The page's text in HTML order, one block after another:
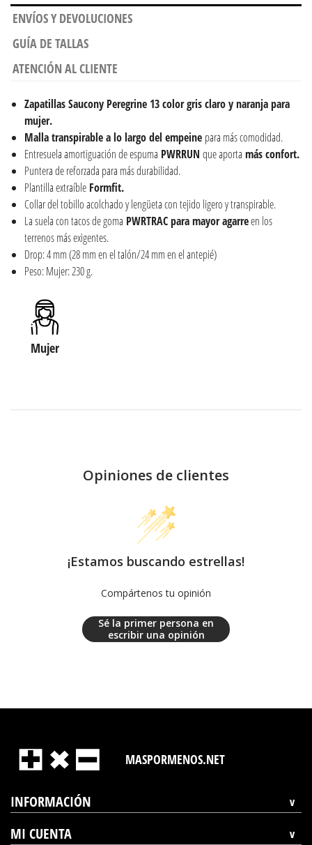
ENVÍOS Y DEVOLUCIONES
GUÍA DE TALLAS
ATENCIÓN AL CLIENTE
Zapatillas Saucony Peregrine 13 color gris claro y naranja para
mujer.
Malla transpirable a lo largo del empeine para más comodidad.
Entresuela amortiguación de espuma PWRRUN que aporta más confort.
Puntera de reforzada para más durabilidad.
Plantilla extraíble Formfit.
Collar del tobillo acolchado y lengüeta con tejido ligero y transpirable.
La suela con tacos de goma PWRTRAC para mayor agarreen los
terrenos más exigentes.
Drop: 4 mm (28 mm en el talón/24 mm en el antepié)
Peso: Mujer: 230 g.
Mujer
Opiniones de clientes
¡Estamos buscando estrellas!
Compártenos tu opinión
Sé la primer persona en
escribir una opinión
MASPORMENOS.NET
INFORMACIÓN
MI CUENTA